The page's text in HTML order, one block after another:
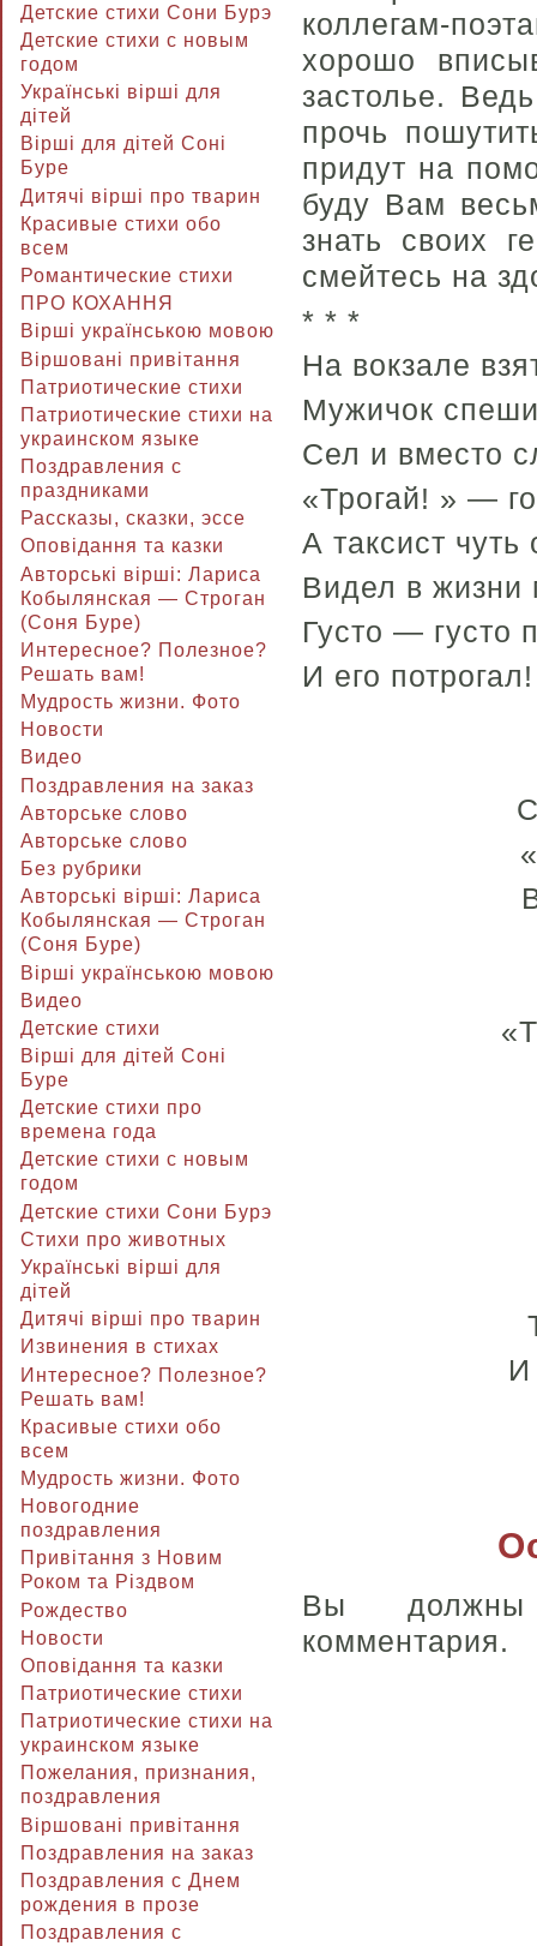
Детские стихи Сони Бурэ
Детские стихи с новым
годом
Українські вірші для
дітей
Вірші для дітей Соні
Буре
Дитячі вірші про тварин
Красивые стихи обо
всем
Романтические стихи
ПРО КОХАННЯ
Вірші українською мовою
Віршовані привітання
Патриотические стихи
Патриотические стихи на
украинском языке
Поздравления с
праздниками
Рассказы, сказки, эссе
Оповідання та казки
Авторські вірші: Лариса
Кобылянская — Строган
(Соня Буре)
Интересное? Полезное?
Решать вам!
Мудрость жизни. Фото
Новости
Видео
Поздравления на заказ
Авторське слово
Авторське слово
Без рубрики
Авторські вірші: Лариса
Кобылянская — Строган
(Соня Буре)
Вірші українською мовою
Видео
Детские стихи
Вірші для дітей Соні
Буре
Детские стихи про
времена года
Детские стихи с новым
годом
Детские стихи Сони Бурэ
Стихи про животных
Українські вірші для
дітей
Дитячі вірші про тварин
Извинения в стихах
Интересное? Полезное?
Решать вам!
Красивые стихи обо
всем
Мудрость жизни. Фото
Новогодние
поздравления
Привітання з Новим
Роком та Різдвом
Рождество
Новости
Оповідання та казки
Патриотические стихи
Патриотические стихи на
украинском языке
Пожелания, признания,
поздравления
Віршовані привітання
Поздравления на заказ
Поздравления с Днем
рождения в прозе
Поздравления с
коллегам-
хорошо
застолье.
прочь
придут на
буду Вам
знать своих
смейтесь на
* * *
На вокзале
Мужичок
Сел и вместо
«Трогай! » —
А таксист
Видел в жизни
Густо — густо
И его потрогал!
И
Вы
комментария.